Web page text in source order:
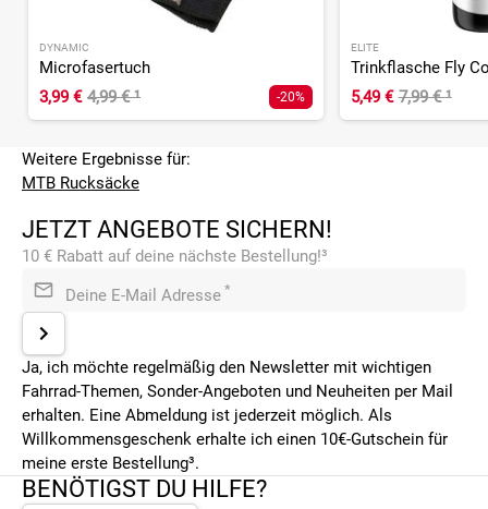
DYNAMIC
Microfasertuch
3,99 € 4,99 €¹ -20%
ELITE
Trinkflasche Fly
5,49 € 7,99 €¹
Weitere Ergebnisse für:
MTB Rucksäcke
JETZT ANGEBOTE SICHERN!
10 € Rabatt auf deine nächste Bestellung!³
Deine E-Mail Adresse *
Ja, ich möchte regelmäßig den Newsletter mit wichtigen
Fahrrad-Themen, Sonder-Angeboten und Neuheiten per Mail
erhalten. Eine Abmeldung ist jederzeit möglich. Als
Willkommensgeschenk erhalte ich einen 10€-Gutschein für
meine erste Bestellung³.
BENÖTIGST DU HILFE?